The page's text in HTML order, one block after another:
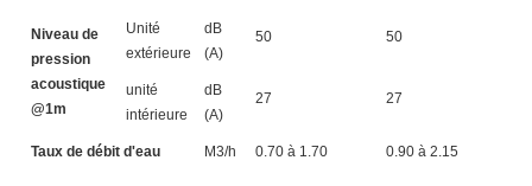
Niveau de
pression
acoustique
@1m
Unité
extérieure
dB
(A)
50 50
unité
intérieure
dB
(A)
27 27
Taux de débit d'eau M3/h 0.70 à 1.70 0.90 à 2.15